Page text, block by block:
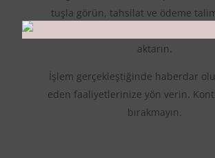
tuşla görün, tahsilat ve ödeme
planlarınız üzerinde istediğiniz
aktarın.
İşlem gerçekleştiğinde haberdar
eden faaliyetlerinize yön verin.
bırakmayın.